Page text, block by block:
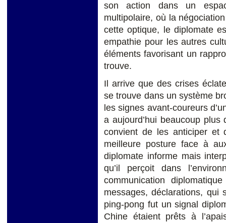
son action dans un
multipolaire, où la
cette optique, le diplomate
empathie pour les autres
éléments favorisant un
trouve.
Il arrive que des crises
se trouve dans un système
les signes avant-coureurs
a aujourd’hui beaucoup
convient de les anticiper et
meilleure posture face à
diplomate informe mais
qu’il perçoit dans
communication
messages, déclarations, qui
ping-pong fut un signal
Chine étaient prêts à